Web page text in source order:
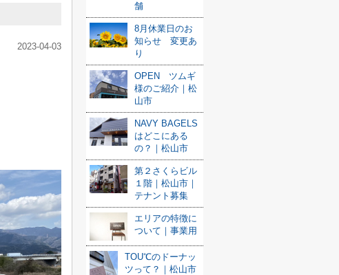
2023-04-03
舗
8月休業日のお
知らせ 変更あ
り
OPEN ツムギ
様のご紹介｜松
山市
NAVY BAGELS
はどこにある
の？｜松山市
第２さくらビル
１階｜松山市｜
テナント募集
エリアの特徴に
ついて｜事業用
TOU℃のドーナッ
ツって？｜松山市